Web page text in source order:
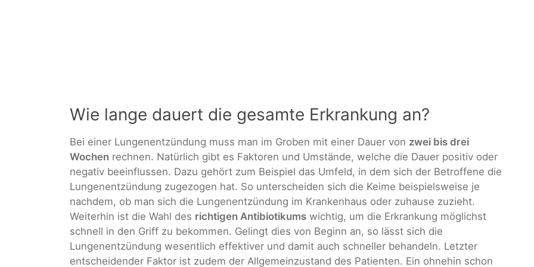
Wie lange dauert die gesamte Erkrankung an?
Bei einer Lungenentzündung muss man im Groben mit einer Dauer von zwei bis drei
Wochen rechnen. Natürlich gibt es Faktoren und Umstände, welche die Dauer positiv oder
negativ beeinflussen. Dazu gehört zum Beispiel das Umfeld, in dem sich der Betroffene die
Lungenentzündung zugezogen hat. So unterscheiden sich die Keime beispielsweise je
nachdem, ob man sich die Lungenentzündung im Krankenhaus oder zuhause zuzieht.
Weiterhin ist die Wahl des richtigen Antibiotikums wichtig, um die Erkrankung möglichst
schnell in den Griff zu bekommen. Gelingt dies von Beginn an, so lässt sich die
Lungenentzündung wesentlich effektiver und damit auch schneller behandeln. Letzter
entscheidender Faktor ist zudem der Allgemeinzustand des Patienten. Ein ohnehin schon